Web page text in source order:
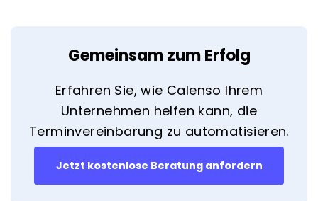
Gemeinsam zum Erfolg
Erfahren Sie, wie Calenso Ihrem
Unternehmen helfen kann, die
Terminvereinbarung zu automatisieren.
Jetzt kostenlose Beratung anfordern